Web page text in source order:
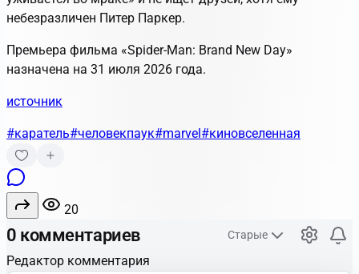
небезразличен Питер Паркер.
Премьера фильма «Spider-Man: Brand New Day»
назначена на 31 июля 2026 года.
источник
#каратель#человекпаук#marvel#киновселенная
20
0 комментариев Старые
Редактор комментария